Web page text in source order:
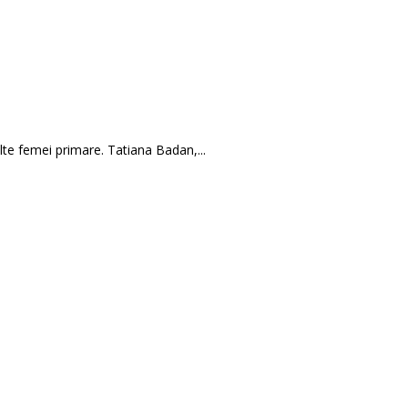
femei primare. Tatiana Badan,...